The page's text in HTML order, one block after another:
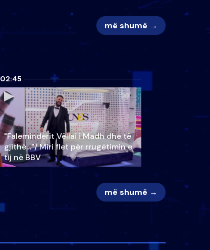
më shumë →
02:45
"Faleminderit Vëllai i Madh dhe të
gjithë…"/ Miri flet për rrugëtimin e
tij në BBV
më shumë →